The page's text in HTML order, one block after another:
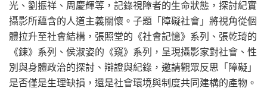
光、劉振祥、周慶輝等，記錄視障者的生命狀態，探討紀實
攝影所蘊含的人道主義關懷。子題「障礙社會」將視角從個
體拉升至社會結構，張照堂的《社會記憶》系列、張乾琦的
《鍊》系列、侯淑姿的《窺》系列，呈現攝影家對社會、性
別與身體政治的探討、辯證與紀錄，邀請觀眾反思「障礙」
是否僅是生理缺損，還是社會環境與制度共同建構的產物。